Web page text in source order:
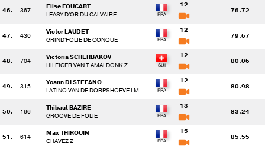
46. 367
Elise FOUCART
I EASY D'OR DU CALVAIRE
12
76.72
47. 430
Victor LAUDET
GRIND'FOLIE DE CONQUE
12
79.67
48. 704
Victoria SCHERBAKOV
HILFIGER VAN T AMALDONK Z
12
80.06
49. 315
Yoann DI STEFANO
LATINO VAN DE DORPSHOEVE LM
12
80.98
50. 166
Thibaut BAZIRE
GROOVE DE FOLIE
13
83.24
51. 614
Max THIROUIN
CHAVEZ Z
15
85.55